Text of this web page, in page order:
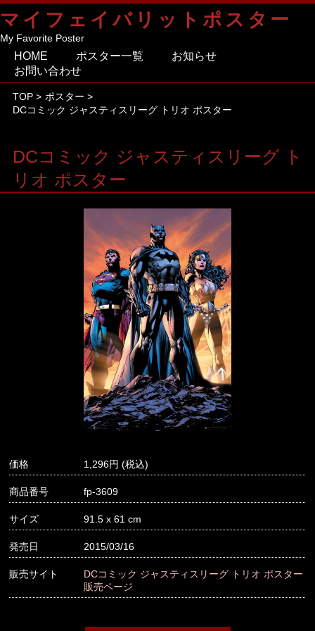
マイフェイバリットポスター
My Favorite Poster
HOME ポスター一覧
お知らせ
お問い合わせ
TOP > ポスター >
DCコミック ジャスティスリーグ トリオ ポスター
DCコミック ジャスティスリーグ ト
リオ ポスター
価格 1,296
商品番号 fp-3609
サイズ 91.5 x 61 cm
発売日 2015/03/16
販売サイト
DCコミック ジャスティスリーグ トリオ ポスター
販売ページ